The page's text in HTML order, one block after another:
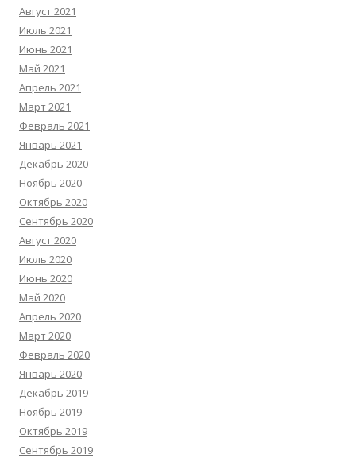
Август 2021
Июль 2021
Июнь 2021
Май 2021
Апрель 2021
Март 2021
Февраль 2021
Январь 2021
Декабрь 2020
Ноябрь 2020
Октябрь 2020
Сентябрь 2020
Август 2020
Июль 2020
Июнь 2020
Май 2020
Апрель 2020
Март 2020
Февраль 2020
Январь 2020
Декабрь 2019
Ноябрь 2019
Октябрь 2019
Сентябрь 2019